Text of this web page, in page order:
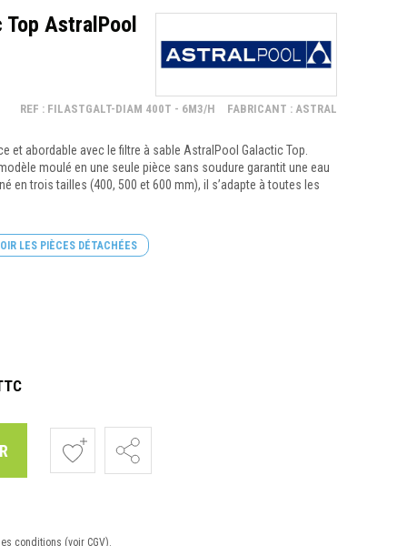
AstralPool
REF : FILASTGALT-DIAM 400T - 6M3/H FABRICANT : ASTRAL
et abordable avec le filtre à sable AstralPool Galactic Top.
moulé en une seule pièce sans soudure garantit une eau
en trois tailles (400, 500 et 600 mm), il s’adapte à toutes les
LES PIÈCES DÉTACHÉES
conditions (voir CGV).